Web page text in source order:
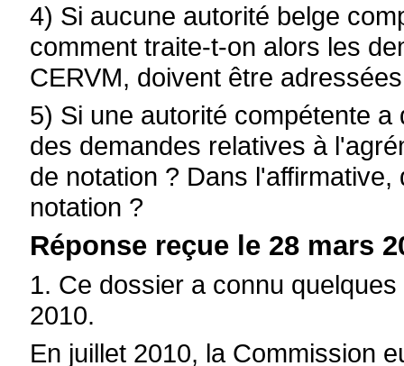
4) Si aucune autorité belge
comment traite-t-on alors les
CERVM, doivent être
5) Si une autorité compétente
des demandes relatives à
de notation ? Dans
notation ?
Réponse reçue le 28 mars
1. Ce dossier a connu
2010.
En juillet 2010, la Commission